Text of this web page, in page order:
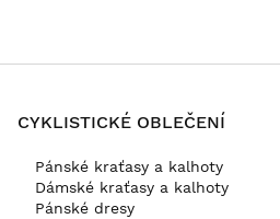
CYKLISTICKÉ OBLEČENÍ
Pánské kraťasy a kalhoty
Dámské kraťasy a kalhoty
Pánské dresy